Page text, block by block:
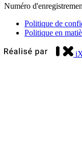
Numéro
Politique de
Politique en